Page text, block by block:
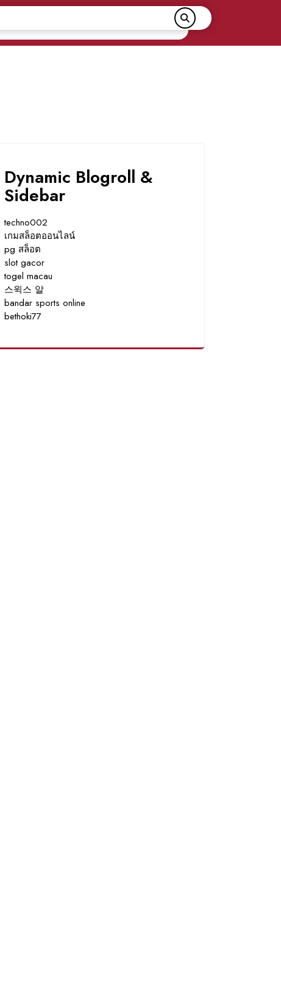
Dynamic Blogroll &
Sidebar
techno002
เกมสล็อตออนไลน์
pg สล็อต
slot gacor
togel macau
스윅스 알
bandar sports online
bethoki77